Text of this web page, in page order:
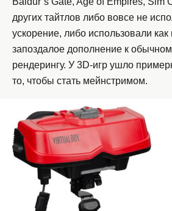
других тайтлов либо вовсе не
ускорение, либо использовали
запоздалое дополнение к
рендерингу. У 3D-игр ушло
то, чтобы стать мейнстримом.